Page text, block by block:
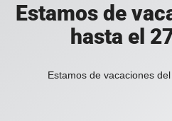
Estamos de
hasta el
Estamos de vacaciones